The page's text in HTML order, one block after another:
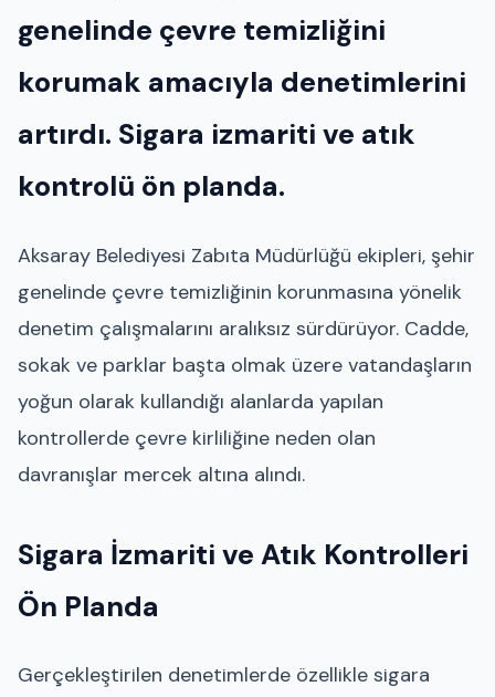
genelinde çevre temizliğini
korumak amacıyla denetimlerini
artırdı. Sigara izmariti ve atık
kontrolü ön planda.
Aksaray Belediyesi Zabıta Müdürlüğü ekipleri, şehir
genelinde çevre temizliğinin korunmasına yönelik
denetim çalışmalarını aralıksız sürdürüyor. Cadde,
sokak ve parklar başta olmak üzere vatandaşların
yoğun olarak kullandığı alanlarda yapılan
kontrollerde çevre kirliliğine neden olan
davranışlar mercek altına alındı.
Sigara İzmariti ve Atık Kontrolleri
Ön Planda
Gerçekleştirilen denetimlerde özellikle sigara